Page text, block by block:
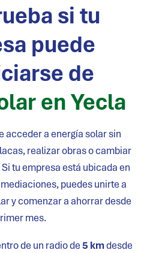
si tu
puede
de
enYecla
acceder a energía solar sin
realizar obras o cambiar
tu empresa está ubicada en
puedes unirte a
y comenzar a ahorrar desde
mes.
de un radio de5 kmdesde